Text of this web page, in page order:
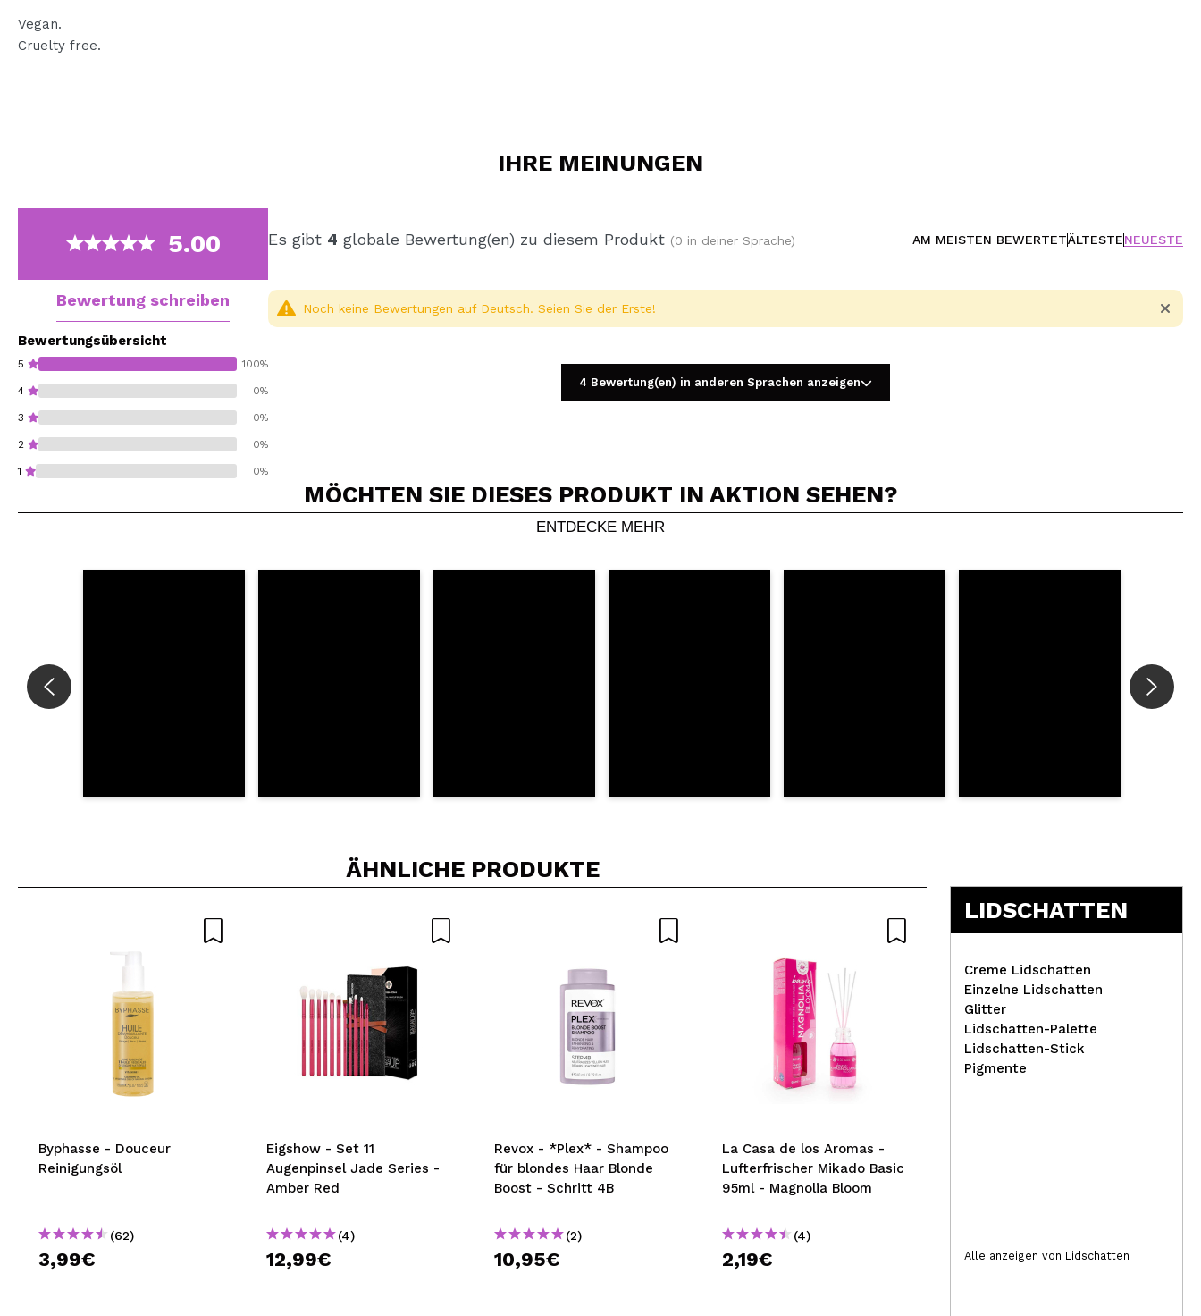
Vegan.
Cruelty free.
IHRE MEINUNGEN
5.00
Bewertung schreiben
Bewertungsübersicht
5 100%
4 0%
3 0%
2 0%
1 0%
Es gibt 4 globale Bewertung(en) zu diesem Produkt (0 in deiner Sprache) AM MEISTEN BEWERTETÄLTESTENEUESTE
Ein Video oder Foto teilen
Dein Video könnte das erste sein. Stell es dir vor...
5/5
Noch keine Bewertungen auf Deutsch. Seien Sie der Erste!
4 Bewertung(en) in anderen Sprachen anzeigen
MÖCHTEN SIE DIESES PRODUKT IN AKTION SEHEN?
ENTDECKE MEHR
ÄHNLICHE PRODUKTE
Byphasse - Douceur
Reinigungsöl
(62)
3,99€
Eigshow - Set 11
Augenpinsel Jade Series -
Amber Red
(4)
12,99€
Revox - *Plex* - Shampoo
für blondes Haar Blonde
Boost - Schritt 4B
(2)
10,95€
La Casa de los Aromas -
Lufterfrischer Mikado Basic
95ml - Magnolia Bloom
(4)
2,19€
Real Techniques -
26,99€
LIDSCHATTEN
Creme Lidschatten
Einzelne Lidschatten
Glitter
Lidschatten-Palette
Lidschatten-Stick
Pigmente
Alle anzeigen von Lidschatten